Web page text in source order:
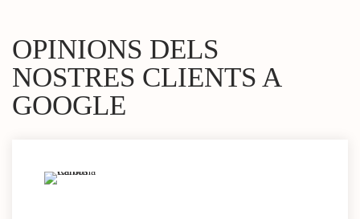
OPINIONS DELS
NOSTRES CLIENTS A
GOOGLE